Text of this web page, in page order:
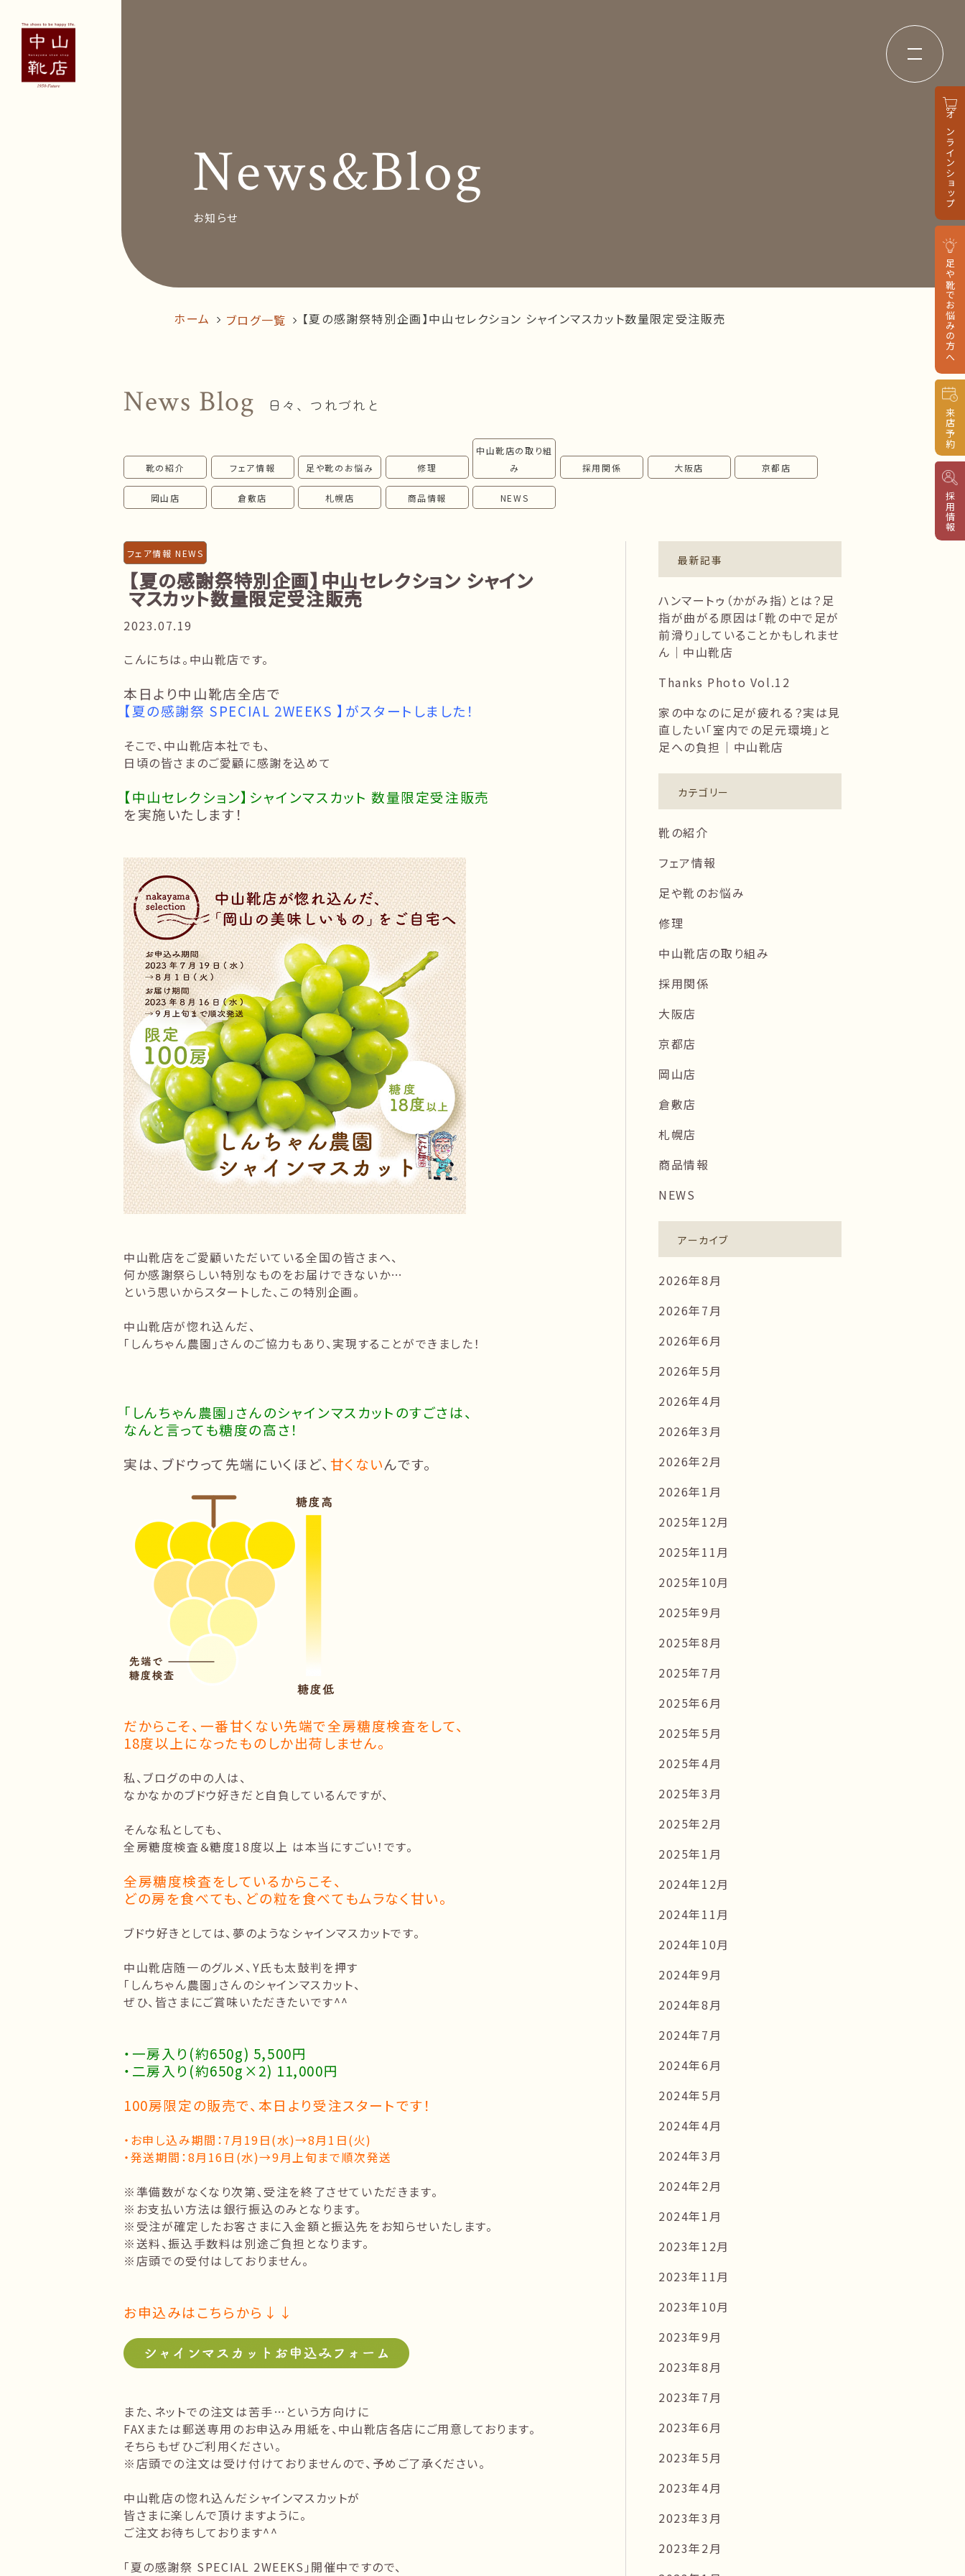
オンラインショップ
足や靴でお悩みの方へ
来店予約
採用情報
News&Blog お知らせ
Recruit 採用情報 Business trip
follow us!
News&Blog
お知らせ
ホーム ブログ一覧 【夏の感謝祭特別企画】中山セレクション シャインマスカット数量限定受注販売
News Blog 日々、つれづれと
靴の紹介 フェア情報 足や靴のお悩み 修理
中山靴店の取り組
み
採用関係 大阪店 京都店
岡山店 倉敷店 札幌店 商品情報 NEWS
フェア情報 NEWS
【夏の感謝祭特別企画】中山セレクション シャイン
マスカット数量限定受注販売
2023.07.19
こんにちは。中山靴店です。
本日より中山靴店全店で
【夏の感謝祭 SPECIAL 2WEEKS 】がスタートしました！
そこで、中山靴店本社でも、
日頃の皆さまのご愛顧に感謝を込めて
【中山セレクション】シャインマスカット 数量限定受注販売
を実施いたします！
中山靴店をご愛顧いただいている全国の皆さまへ、
何か感謝祭らしい特別なものをお届けできないか…
という思いからスタートした、この特別企画。
中山靴店が惚れ込んだ、
「しんちゃん農園」さんのご協力もあり、実現することができました！
「しんちゃん農園」さんのシャインマスカットのすごさは、
なんと言っても糖度の高さ！
実は、ブドウって先端にいくほど、 甘くないんです。
だからこそ、一番甘くない先端で全房糖度検査をして、
18度以上になったものしか出荷しません。
私、ブログの中の人は、
なかなかのブドウ好きだと自負しているんですが、
そんな私としても、
全房糖度検査＆糖度18度以上 は本当にすごい！です。
全房糖度検査をしているからこそ、
どの房を食べても、どの粒を食べてもムラなく甘い。
ブドウ好きとしては、夢のようなシャインマスカットです。
中山靴店随一のグルメ、Y氏も太鼓判を押す
「しんちゃん農園」さんのシャインマスカット、
ぜひ、皆さまにご賞味いただきたいです^^
・一房入り(約650g) 5,500円
・二房入り(約650g×2) 11,000円
100房限定の販売で、本日より受注スタートです！
・お申し込み期間：7月19日(水)→8月1日(火)
・発送期間：8月16日(水)→9月上旬まで順次発送
※準備数がなくなり次第、受注を終了させていただきます。
※お支払い方法は銀行振込のみとなります。
※受注が確定したお客さまに入金額と振込先をお知らせいたします。
※送料、振込手数料は別途ご負担となります。
※店頭での受付はしておりません。
お申込みはこちらから↓↓
また、ネットでの注文は苦手…という方向けに
FAXまたは郵送専用のお申込み用紙を、中山靴店各店にご用意しております。
そちらもぜひご利用ください。
※店頭での注文は受け付けておりませんので、予めご了承ください。
中山靴店の惚れ込んだシャインマスカットが
皆さまに楽しんで頂けますように。
ご注文お待ちしております^^
「夏の感謝祭 SPECIAL 2WEEKS」開催中ですので、
最新記事
ハンマートゥ（かがみ指）とは？足
指が曲がる原因は「靴の中で足が
前滑り」していることかもしれませ
ん｜中山靴店
Thanks Photo Vol.12
家の中なのに足が疲れる？実は見
直したい「室内での足元環境」と
足への負担｜中山靴店
カテゴリー
靴の紹介
フェア情報
足や靴のお悩み
修理
中山靴店の取り組み
採用関係
大阪店
京都店
岡山店
倉敷店
札幌店
商品情報
NEWS
アーカイブ
2026年8月
2026年7月
2026年6月
2026年5月
2026年4月
2026年3月
2026年2月
2026年1月
2025年12月
2025年11月
2025年10月
2025年9月
2025年8月
2025年7月
2025年6月
2025年5月
2025年4月
2025年3月
2025年2月
2025年1月
2024年12月
2024年11月
2024年10月
2024年9月
2024年8月
2024年7月
2024年6月
2024年5月
2024年4月
2024年3月
2024年2月
2024年1月
2023年12月
2023年11月
2023年10月
2023年9月
2023年8月
2023年7月
2023年6月
2023年5月
2023年4月
2023年3月
2023年2月